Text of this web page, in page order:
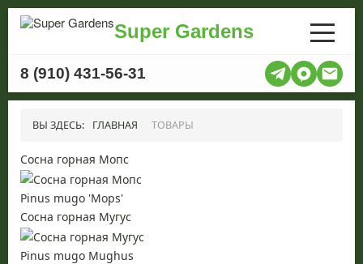
Super Gardens
8 (910) 431-56-31
ВЫ ЗДЕСЬ: ГЛАВНАЯ ТОВАРЫ
Сосна горная Мопс
Pinus mugo 'Mops'
Сосна горная Мугус
Pinus mugo Mughus